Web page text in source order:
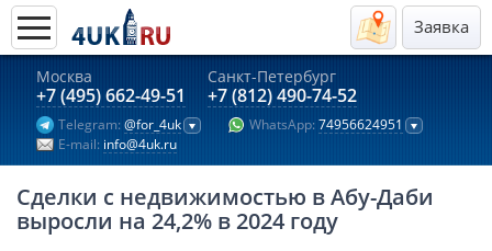
Заявка
Москва
+7 (495) 662-49-51
Санкт-Петербург
+7 (812) 490-74-52
Telegram: @for_4uk WhatsApp: 74956624951
E-mail: info@4uk.ru
Актуальные предложения 2026
Компании в Гонконге
Английские компании LTD
Киргизия (компания и счёт)
Компании в Китае
Сделки с недвижимостью в Абу-Даби
выросли на 24,2% в 2024 году